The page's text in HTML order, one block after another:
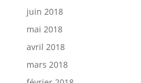
juin 2018
mai 2018
avril 2018
mars 2018